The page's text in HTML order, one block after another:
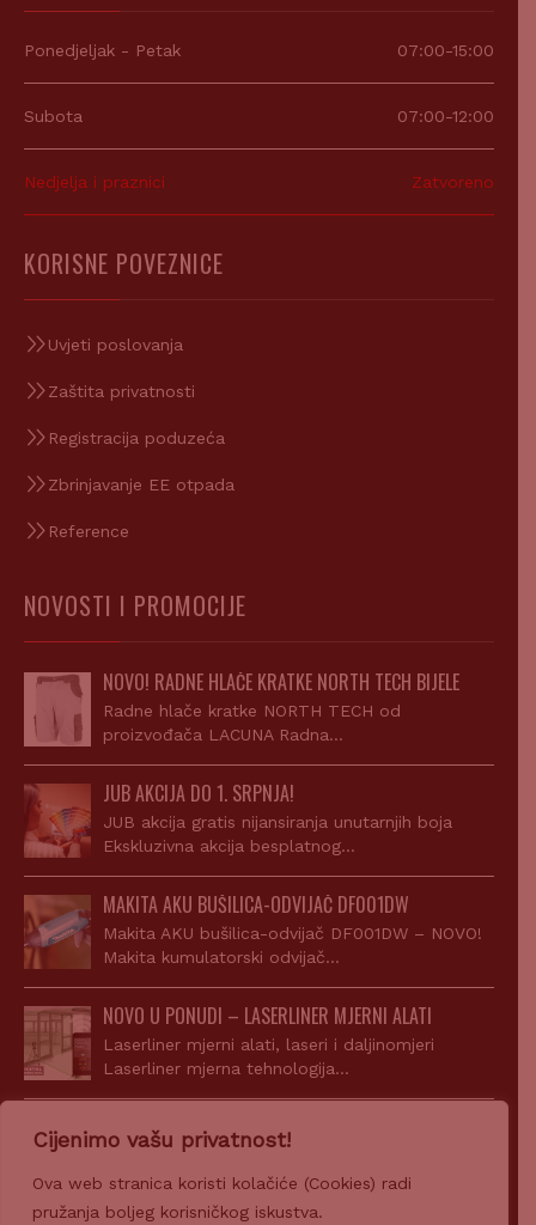
Cijenimo vašu privatnost!
Ova web stranica koristi kolačiće (Cookies) radi
pružanja boljeg korisničkog iskustva.
Ponedjeljak - Petak 07:00-15:00
Subota 07:00-12:00
Nedjelja i praznici Zatvoreno
KORISNE POVEZNICE
Uvjeti poslovanja
Zaštita privatnosti
Registracija poduzeća
Zbrinjavanje EE otpada
Reference
NOVOSTI I PROMOCIJE
NOVO! RADNE HLAČE KRATKE NORTH TECH BIJELE
Radne hlače kratke NORTH TECH od
proizvođača LACUNA Radna…
JUB AKCIJA DO 1. SRPNJA!
JUB akcija gratis nijansiranja unutarnjih boja
Ekskluzivna akcija besplatnog…
MAKITA AKU BUŠILICA-ODVIJAČ DF001DW
Makita AKU bušilica-odvijač DF001DW – NOVO!
Makita kumulatorski odvijač…
NOVO U PONUDI – LASERLINER MJERNI ALATI
Laserliner mjerni alati, laseri i daljinomjeri
Laserliner mjerna tehnologija…
AKCIJA! JUPOL CLASSIC 15L + SIGILL ACRYL
Uz kupnju JUPOL Classic 15l dobijete gratis Sigill
Acryl…